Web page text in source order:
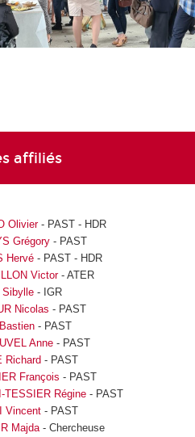
affiliés
Olivier- PAST - HDR
Grégory - PAST
Hervé - PAST - HDR
Victor- ATER
Sibylle - IGR
Nicolas - PAST
- PAST
Anne - PAST
Richard - PAST
François - PAST
TESSIER Régine - PAST
Vincent- PAST
Majda - Chercheuse